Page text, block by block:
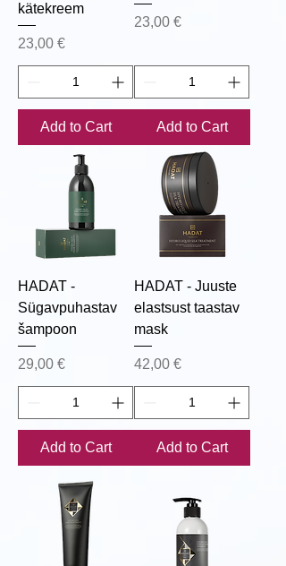
kätekreem
Price
23,00 €
Add to Cart
Price
23,00 €
Add to Cart
HADAT -
Sügavpuhastav
šampoon
Price
29,00 €
Add to Cart
HADAT - Juuste
elastsust taastav
mask
Price
42,00 €
Add to Cart